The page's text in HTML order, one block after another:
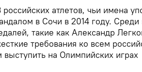
атлетов, чьи имена
в Сочи в 2014 году.
такие как Александр
требования ко всем
на Олимпийских играх